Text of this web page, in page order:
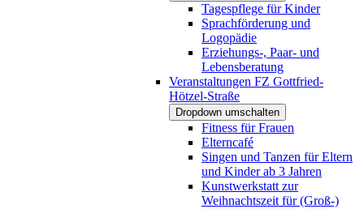
Tagespflege für Kinder
Sprachförderung und
Logopädie
Erziehungs-, Paar- und
Lebensberatung
Veranstaltungen FZ Gottfried-
Hötzel-Straße
Dropdown umschalten
Fitness für Frauen
Elterncafé
Singen und Tanzen für Eltern
und Kinder ab 3 Jahren
Kunstwerkstatt zur
Weihnachtszeit für (Groß-)